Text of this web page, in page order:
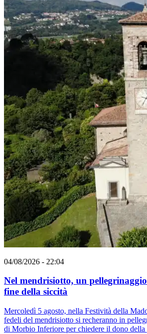
04/08/2026 - 22:04
Nel mendrisiotto, un
fine della siccità
Mercoledì 5 agosto, nella Festività della
fedeli del mendrisiotto si recheranno in
di Morbio Inferiore per chiedere il dono